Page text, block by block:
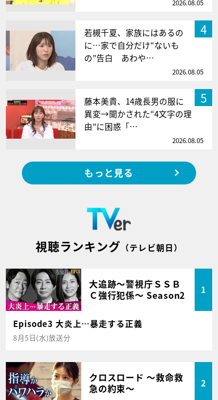
2026.08.05
4
若槻千夏、家族にはあるの
に…家で自分だけ“ないも
の”告白 あわや…
2026.08.05
5
藤本美貴、14歳長男の服に
異変→聞かされた“4文字の理
由”に困惑「…
2026.08.05
もっと見る
視聴ランキング （テレビ朝日）
大追跡～警視庁ＳＳＢ
Ｃ強行犯係～ Season2
1
Episode3 大炎上…暴走する正義
8月5日(水)放送分
クロスロード ～救命救
急の約束～
2